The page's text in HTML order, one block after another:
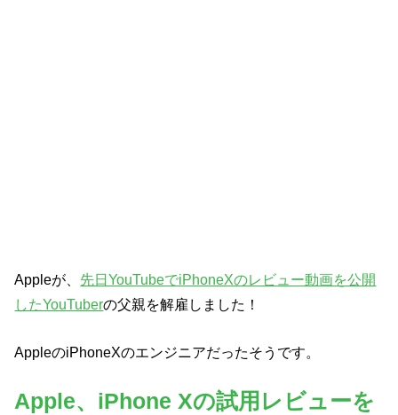
Appleが、 先日YouTubeでiPhoneXのレビュー動画を公開
したYouTuberの父親を解雇しました！
AppleのiPhoneXのエンジニアだったそうです。
Apple、iPhone Xの試用レビューを